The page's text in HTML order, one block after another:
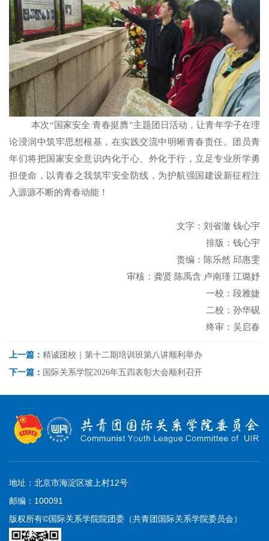
本次“国家安全 青春挺膺”主题团日活动，让青年学子在理
论浸润中筑牢思想根基，在实践交流中明晰青春责任。团员青
年们将把国家安全意识内化于心、外化于行，立足专业所学勇
担使命，以青春之我筑牢安全防线，为护航强国建设新征程注
入源源不断的青春动能！
文字：刘省澈 钱心宇
排版：钱心宇
责编：陈乐然 邱惠雯
审核：龚贤 陈禹含 卢南瑾 江璐妤
一校：段雅婕
二校：孙华砚
终审：吴启春
上一篇： 精诚团校｜第十二期培训班第八讲顺利举办
下一篇： 国际关系学院2026年五四表彰大会顺利召开
地址：北京市海淀区坡上村12号
邮编：100091
版权所有©国际关系学院院团委（共青团国际关系学院委员会）